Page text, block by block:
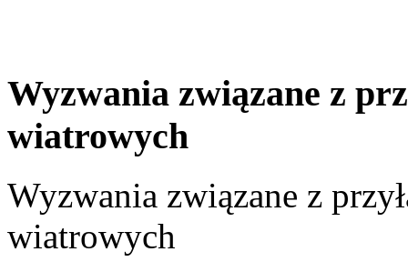
Wyzwania związane z
wiatrowych
Wyzwania związane z
wiatrowych